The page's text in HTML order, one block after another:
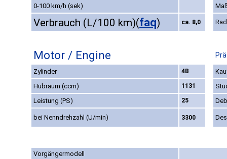
0-100 km/h (sek)
Verbrauch (L/100 km)(faq) ca. 8,0
Motor / Engine
Zylinder 4B
Hubraum (ccm)
1131
Leistung (PS)
25
bei Nenndrehzahl (U/min) 3300
Vorgängermodell